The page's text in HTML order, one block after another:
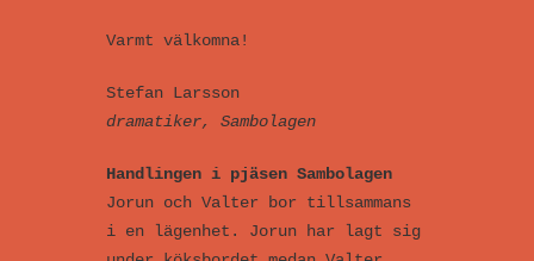
Varmt välkomna!
Stefan Larsson
dramatiker, Sambolagen
Handlingen i pjäsen Sambolagen
Jorun och Valter bor tillsammans
i en lägenhet. Jorun har lagt sig